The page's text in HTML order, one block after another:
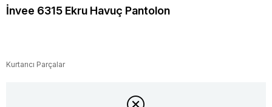
İnvee 6315 Ekru Havuç Pantolon
Kurtarıcı Parçalar